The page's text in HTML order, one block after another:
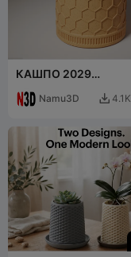
КАШПО 2029
ШЕСТИУГОЛЬНЫЙ
Namu3D  4.1K